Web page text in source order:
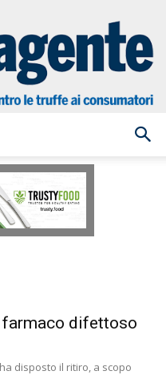
difettoso
disposto il ritiro, a scopo